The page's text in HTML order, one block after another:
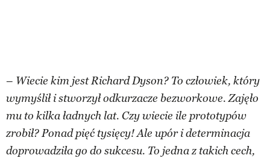
– Wiecie kim jest Richard Dyson? To człowiek, który
wymyślił i stworzył odkurzacze bezworkowe. Zajęło
mu to kilka ładnych lat. Czy wiecie ile prototypów
zrobił? Ponad pięć tysięcy! Ale upór i determinacja
doprowadziła go do sukcesu. To jedna z takich cech,